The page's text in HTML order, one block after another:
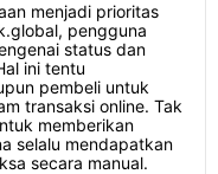
menjadi prioritas
pengguna
status dan
ini tentu
pembeli untuk
transaksi online. Tak
memberikan
selalu mendapatkan
secara manual.